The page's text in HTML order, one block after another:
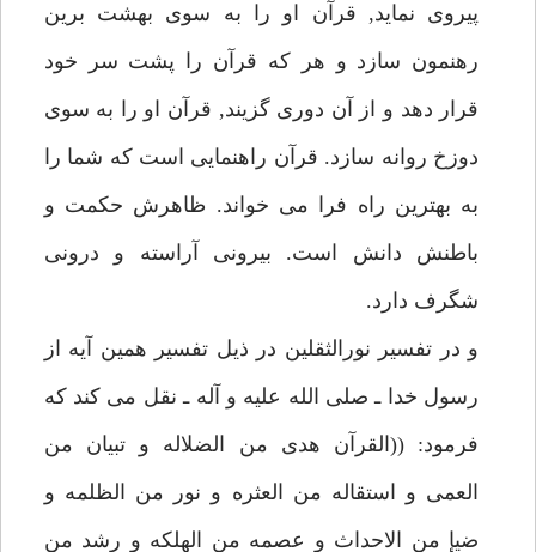
پيروى نمايد, قرآن او را به سوى بهشت برين
رهنمون سازد و هر كه قرآن را پشت سر خود
قرار دهد و از آن دورى گزيند, قرآن او را به سوى
دوزخ روانه سازد. قرآن راهنمايى است كه شما را
به بهترين راه فرا مى خواند. ظاهرش حكمت و
باطنش دانش است. بيرونى آراسته و درونى
شگرف دارد.
و در تفسير نورالثقلين در ذيل تفسير همين آيه از
رسول خدا ـ صلى الله عليه و آله ـ نقل مى كند كه
فرمود: ((القرآن هدى من الضلاله و تبيان من
العمى و استقاله من العثره و نور من الظلمه و
ضيإ من الاحداث و عصمه من الهلكه و رشد من